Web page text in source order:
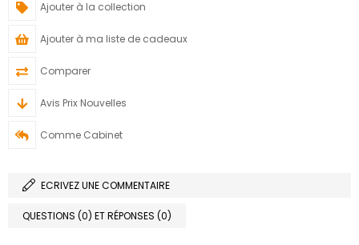
Ajouter à la collection
Ajouter à ma liste de cadeaux
Comparer
Avis Prix Nouvelles
Comme Cabinet
ECRIVEZ UNE COMMENTAIRE
QUESTIONS (0) ET RÉPONSES (0)